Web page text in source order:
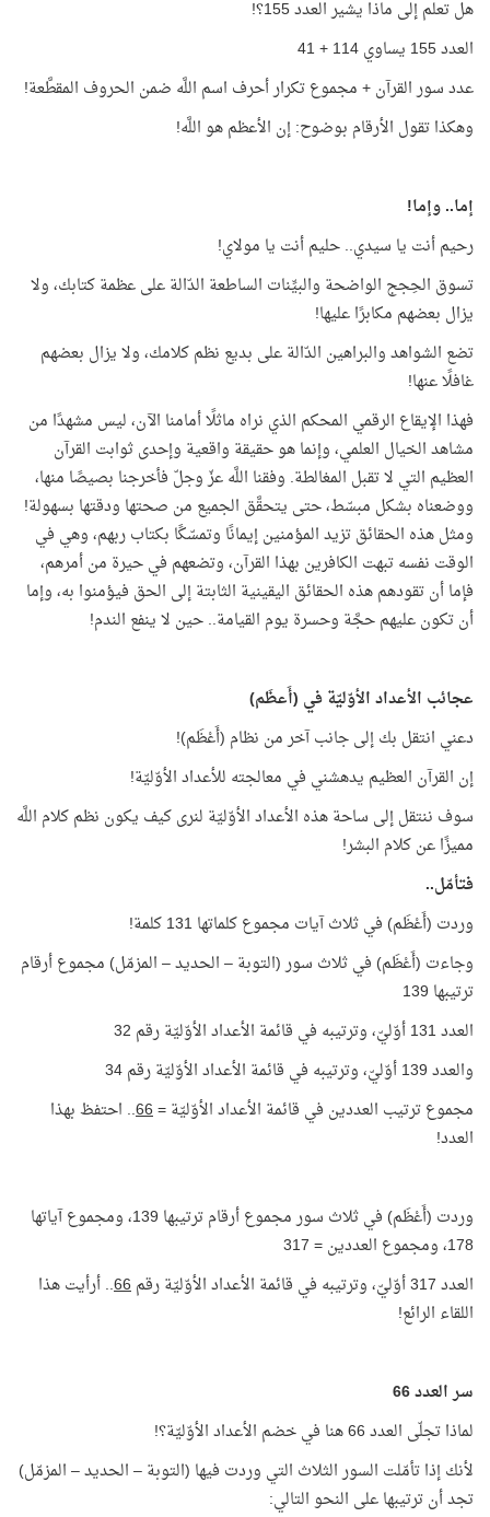
هل تعلم إلى ماذا يشير العدد 155؟!
العدد 155 يساوي 114 + 41
عدد سور القرآن + مجموع تكرار أحرف اسم اللَّه ضمن الحروف المقطَّعة!
وهكذا تقول الأرقام بوضوح: إن الأعظم هو اللَّه!
إما.. وإما!
رحيم أنت يا سيدي.. حليم أنت يا مولاي!
تسوق الحِجج الواضحة والبيِّنات الساطعة الدّالة على عظمة كتابك، ولا
يزال بعضهم مكابرًا عليها!
تضع الشواهد والبراهين الدّالة على بديع نظم كلامك، ولا يزال بعضهم
غافلًا عنها!
فهذا الإيقاع الرقمي المحكم الذي نراه ماثلًا أمامنا الآن، ليس مشهدًا من
مشاهد الخيال العلمي، وإنما هو حقيقة واقعية وإحدى ثوابت القرآن
العظيم التي لا تقبل المغالطة. وفقنا اللَّه عزّ وجلّ فأخرجنا بصيصًا منها،
ووضعناه بشكل مبسّط، حتى يتحقَّق الجميع من صحتها ودقتها بسهولة!
ومثل هذه الحقائق تزيد المؤمنين إيمانًا وتمسّكًا بكتاب ربهم، وهي في
الوقت نفسه تبهت الكافرين بهذا القرآن، وتضعهم في حيرة من أمرهم،
فإما أن تقودهم هذه الحقائق اليقينية الثابتة إلى الحق فيؤمنوا به، وإما
أن تكون عليهم حجَّة وحسرة يوم القيامة.. حين لا ينفع الندم!
عجائب الأعداد الأوّليّة في (أَعظَم)
دعني انتقل بك إلى جانب آخر من نظام (أَعْظَم)!
إن القرآن العظيم يدهشني في معالجته للأعداد الأوّليّة!
سوف ننتقل إلى ساحة هذه الأعداد الأوّليّة لنرى كيف يكون نظم كلام اللَّه
مميزًا عن كلام البشر!
فتأمّل..
وردت (أَعْظَم) في ثلاث آيات مجموع كلماتها 131 كلمة!
وجاءت (أَعْظَم) في ثلاث سور (التوبة – الحديد – المزمّل) مجموع أرقام
ترتيبها 139
العدد 131 أوّليّ، وترتيبه في قائمة الأعداد الأوّليّة رقم 32
والعدد 139 أوّليّ، وترتيبه في قائمة الأعداد الأوّليّة رقم 34
مجموع ترتيب العددين في قائمة الأعداد الأوّليّة =66.. احتفظ بهذا
العدد!
وردت (أَعْظَم) في ثلاث سور مجموع أرقام ترتيبها 139، ومجموع آياتها
178، ومجموع العددين = 317
العدد 317 أوّليّ، وترتيبه في قائمة الأعداد الأوّليّة رقم
66.. أرأيت هذا
اللقاء الرائع!
سر العدد 66
لماذا تجلّى العدد 66 هنا في خضم الأعداد الأوّليّة؟!
لأنك إذا تأمّلت السور الثلاث التي وردت فيها (التوبة – الحديد – المزمّل)
تجد أن ترتيبها على النحو التالي: